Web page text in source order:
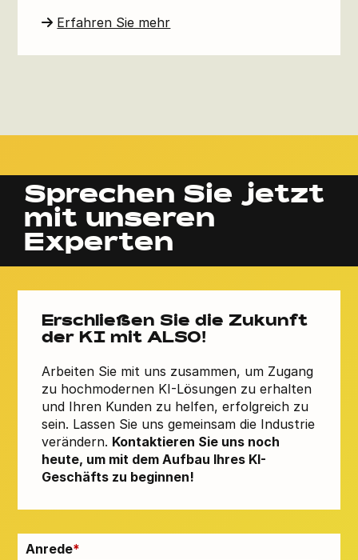
Erfahren Sie mehr
Sprechen Sie jetzt
mit unseren
Experten
Erschließen Sie die Zukunft
der KI mit ALSO!
Arbeiten Sie mit uns zusammen, um Zugang
zu hochmodernen KI-Lösungen zu erhalten
und Ihren Kunden zu helfen, erfolgreich zu
sein. Lassen Sie uns gemeinsam die Industrie
verändern. Kontaktieren Sie uns noch
heute, um mit dem Aufbau Ihres KI-
Geschäfts zu beginnen!
*
Anrede